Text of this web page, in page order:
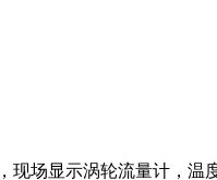
场显示涡轮流量计，温